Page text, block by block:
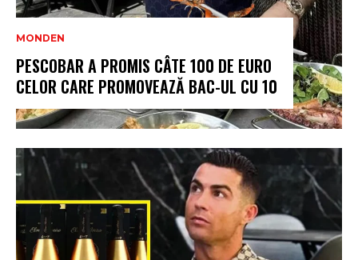
MONDEN
PESCOBAR A PROMIS CÂTE 100 DE EURO
CELOR CARE PROMOVEAZĂ BAC-UL CU 10